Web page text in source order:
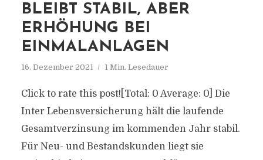
BLEIBT STABIL, ABER
ERHÖHUNG BEI
EINMALANLAGEN
16. Dezember 2021 1 Min. Lesedauer
Click to rate this post![Total: 0 Average: 0] Die
Inter Lebensversicherung hält die laufende
Gesamtverzinsung im kommenden Jahr stabil.
Für Neu- und Bestandskunden liegt sie